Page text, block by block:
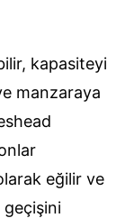
kapasiteyi
manzaraya
eğilir ve
geçişini